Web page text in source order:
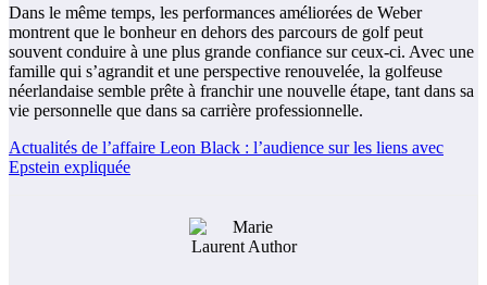
Dans le même temps, les performances améliorées de Weber
montrent que le bonheur en dehors des parcours de golf peut
souvent conduire à une plus grande confiance sur ceux-ci. Avec une
famille qui s’agrandit et une perspective renouvelée, la golfeuse
néerlandaise semble prête à franchir une nouvelle étape, tant dans sa
vie personnelle que dans sa carrière professionnelle.
Actualités de l’affaire Leon Black : l’audience sur les liens avec
Epstein expliquée